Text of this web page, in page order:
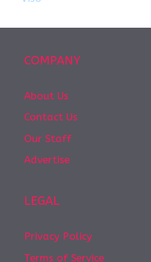
COMPANY
About Us
Contact Us
Our Staff
Advertise
LEGAL
Privacy Policy
Terms of Service